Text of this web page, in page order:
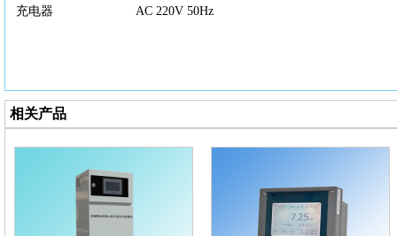
充电器 AC 220V 50Hz
相关产品